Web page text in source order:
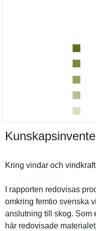
Kring vindar och
I rapporten redovisas
omkring femtio svenska
anslutning till skog. Som
här redovisade